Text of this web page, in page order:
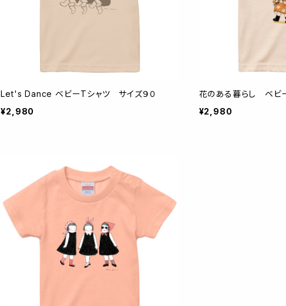
Let's Dance ベビーTシャツ サイズ９０
¥2,980
花のある暮らし ベビ
¥2,980